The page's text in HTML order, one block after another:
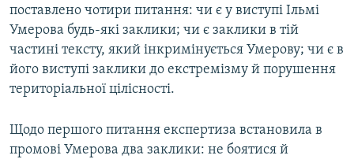
поставлено чотири питання: чи є у виступі Ільмі
Умерова будь-які заклики; чи є заклики в тій
частині тексту, який інкримінується Умерову; чи є в
його виступі заклики до екстремізму й порушення
територіальної цілісності.
Щодо першого питання експертиза встановила в
промові Умерова два заклики: не боятися й